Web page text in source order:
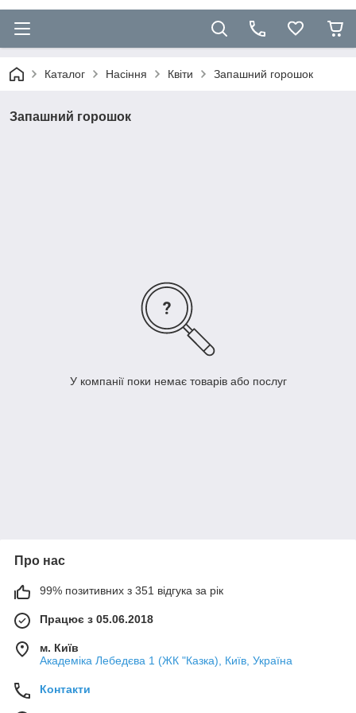
Каталог Насіння Квіти Запашний горошок
Запашний горошок
У компанії поки немає товарів або послуг
Про нас
99% позитивних з 351 відгука за рік
Працює з 05.06.2018
м. Київ
Академіка Лебедєва 1 (ЖК "Казка), Київ, Україна
Контакти